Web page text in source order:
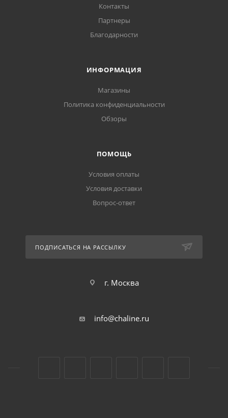
Контакты
Партнеры
Благодарности
ИНФОРМАЦИЯ
Магазины
Политика конфиденциальности
Обзоры
ПОМОЩЬ
Условия оплаты
Условия доставки
Вопрос-ответ
ПОДПИСАТЬСЯ НА РАССЫЛКУ
г. Москва
info@chaline.ru